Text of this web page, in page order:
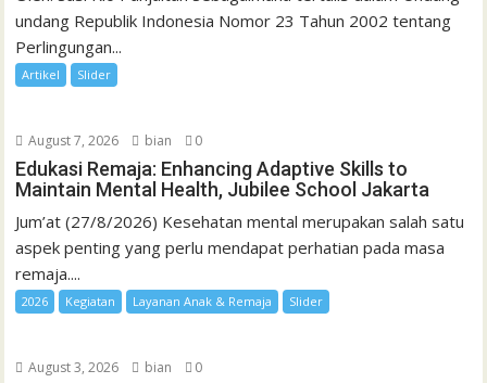
undang Republik Indonesia Nomor 23 Tahun 2002 tentang
Perlingungan...
Artikel Slider
August 7, 2026 bian 0
Edukasi Remaja: Enhancing Adaptive Skills to
Maintain Mental Health, Jubilee School Jakarta
Jum’at (27/8/2026) Kesehatan mental merupakan salah satu
aspek penting yang perlu mendapat perhatian pada masa
remaja....
2026 Kegiatan Layanan Anak & Remaja Slider
August 3, 2026 bian 0